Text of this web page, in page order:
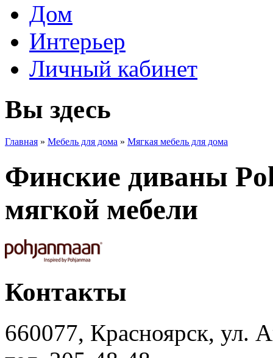
Дом
Интерьер
Личный кабинет
Вы здесь
Главная » Мебель для дома » Мягкая мебель для дома
Финские диваны
мягкой мебели
Контакты
660077, Красноярск, ул.